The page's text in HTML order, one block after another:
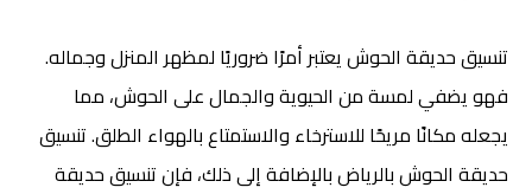
تنسيق حديقة الحوش يعتبر أمرًا ضروريًا لمظهر المنزل وجماله.
فهو يضفي لمسة من الحيوية والجمال على الحوش، مما
يجعله مكانًا مريحًا للاسترخاء والاستمتاع بالهواء الطلق. تنسيق
حديقة الحوش بالرياض بالإضافة إلى ذلك، فإن تنسيق حديقة